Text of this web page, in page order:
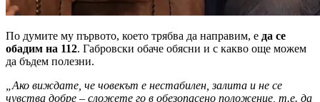
По думите му първото, което трябва да направим, е да се
обадим на 112. Габровски обаче обясни и с какво още можем
да бъдем полезни.
„Ако виждате, че човекът е нестабилен, залита и не се
чувства добре – сложете го в обезопасено положение, т.е. да